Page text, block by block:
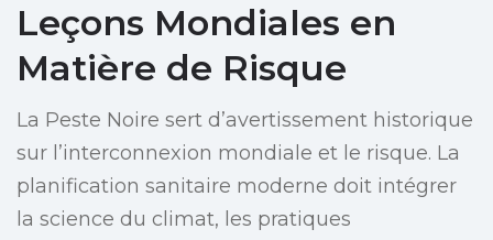
Leçons Mondiales en
Matière de Risque
La Peste Noire sert d’avertissement historique
sur l’interconnexion mondiale et le risque. La
planification sanitaire moderne doit intégrer
la science du climat, les pratiques